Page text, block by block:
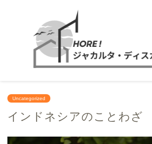
Uncategorized
インドネシアのことわざ